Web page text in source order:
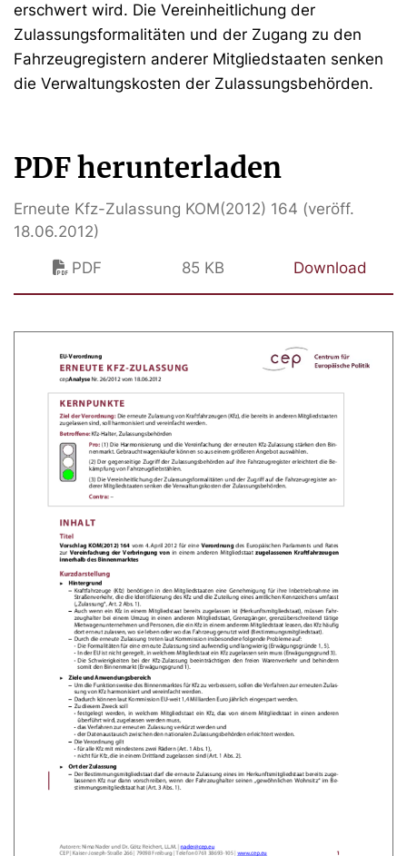
erschwert wird. Die Vereinheitlichung der
Zulassungsformalitäten und der Zugang zu den
Fahrzeugregistern anderer Mitgliedstaaten senken
die Verwaltungskosten der Zulassungsbehörden.
PDF herunterladen
Erneute Kfz-Zulassung KOM(2012) 164 (veröff.
18.06.2012)
PDF
85 KB Download